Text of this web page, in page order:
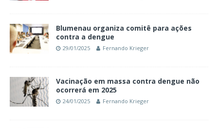
Blumenau organiza comitê para ações
contra a dengue
29/01/2025 Fernando Krieger
Vacinação em massa contra dengue não
ocorrerá em 2025
24/01/2025 Fernando Krieger